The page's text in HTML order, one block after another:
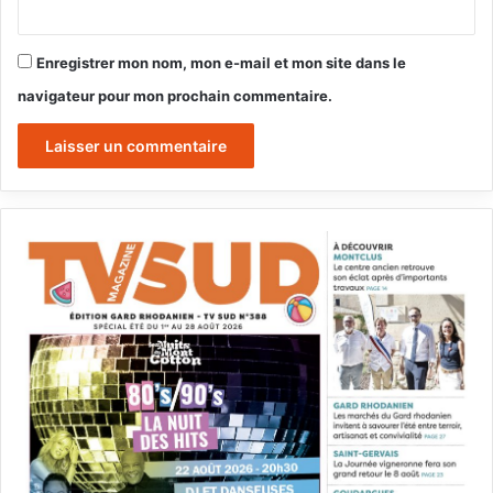
Enregistrer mon nom, mon e-mail et mon site dans le
navigateur pour mon prochain commentaire.